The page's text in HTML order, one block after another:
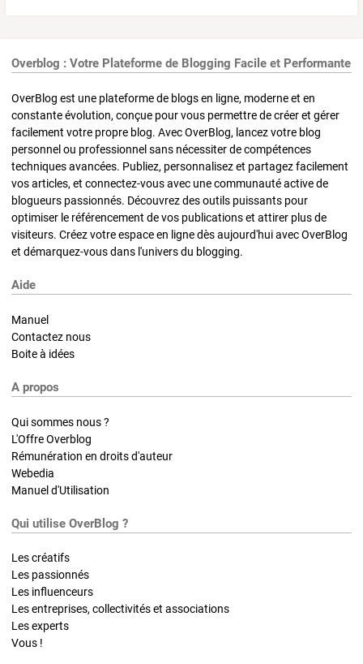
Overblog : Votre Plateforme de Blogging Facile et Performante
OverBlog est une plateforme de blogs en ligne, moderne et en
constante évolution, conçue pour vous permettre de créer et gérer
facilement votre propre blog. Avec OverBlog, lancez votre blog
personnel ou professionnel sans nécessiter de compétences
techniques avancées. Publiez, personnalisez et partagez facilement
vos articles, et connectez-vous avec une communauté active de
blogueurs passionnés. Découvrez des outils puissants pour
optimiser le référencement de vos publications et attirer plus de
visiteurs. Créez votre espace en ligne dès aujourd'hui avec OverBlog
et démarquez-vous dans l'univers du blogging.
Aide
Manuel
Contactez nous
Boite à idées
A propos
Qui sommes nous ?
L'Offre Overblog
Rémunération en droits d'auteur
Webedia
Manuel d'Utilisation
Qui utilise OverBlog ?
Les créatifs
Les passionnés
Les influenceurs
Les entreprises, collectivités et associations
Les experts
Vous !